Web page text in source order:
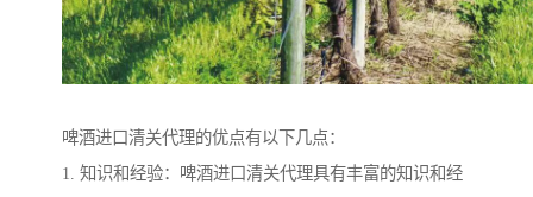
啤酒进口清关代理的优点有以下几点：
1. 知识和经验：啤酒进口清关代理具有丰富的知识和经